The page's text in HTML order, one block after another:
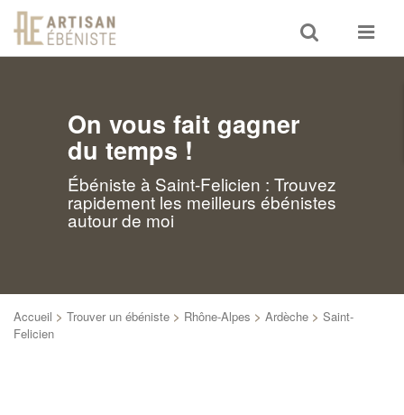
Toggle
search
Toggle
On vous fait gagner
du temps !
Ébéniste à Saint-Felicien : Trouvez
rapidement les meilleurs ébénistes
autour de moi
Accueil > Trouver un ébéniste > Rhône-Alpes > Ardèche > Saint-
Felicien